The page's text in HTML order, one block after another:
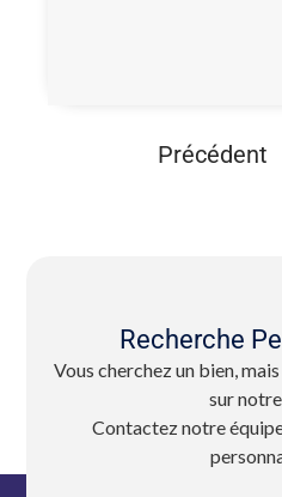
Précédent
Recherche
Vous cherchez un bien,
sur
Contactez notre